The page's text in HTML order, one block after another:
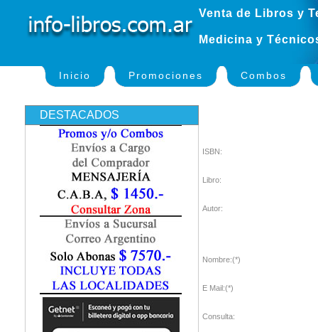
Venta de Libros y
Medicina y
Inicio Promociones Combos
DESTACADOS
ISBN:
Libro:
Autor:
Nombre:(*)
E Mail:(*)
Consulta: